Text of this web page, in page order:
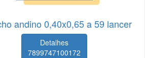
andino 0,40x0,65 a 59 lancer
Detalhes
7899747100172